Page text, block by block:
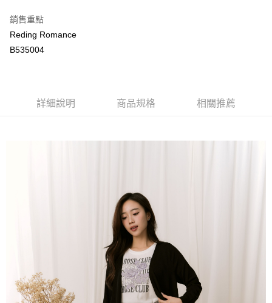
街口支付
悠遊付
運送方式
每筆NT$80，滿NT$2,000(含以上)免運費
每筆NT$80，滿NT$2,000(含以上)免運費
每筆NT$80，滿NT$2,000(含以上)免運費
離島
每筆NT$100，滿NT$2,000(含以上)免運費
銷售重點
Reding Romance
B535004
詳細說明 商品規格 相關推薦